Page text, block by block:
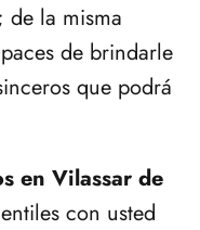
de la misma
de brindarle
que podrá
en Vilassar de
con usted